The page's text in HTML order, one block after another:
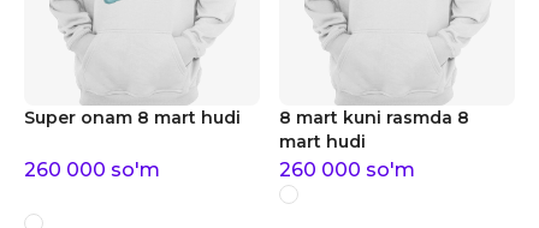
Super onam 8 mart hudi
260 000 so'm
8 mart kuni rasmda 8
mart hudi
260 000 so'm